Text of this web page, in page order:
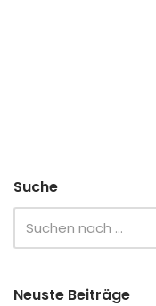
Suche
Neuste Beiträge